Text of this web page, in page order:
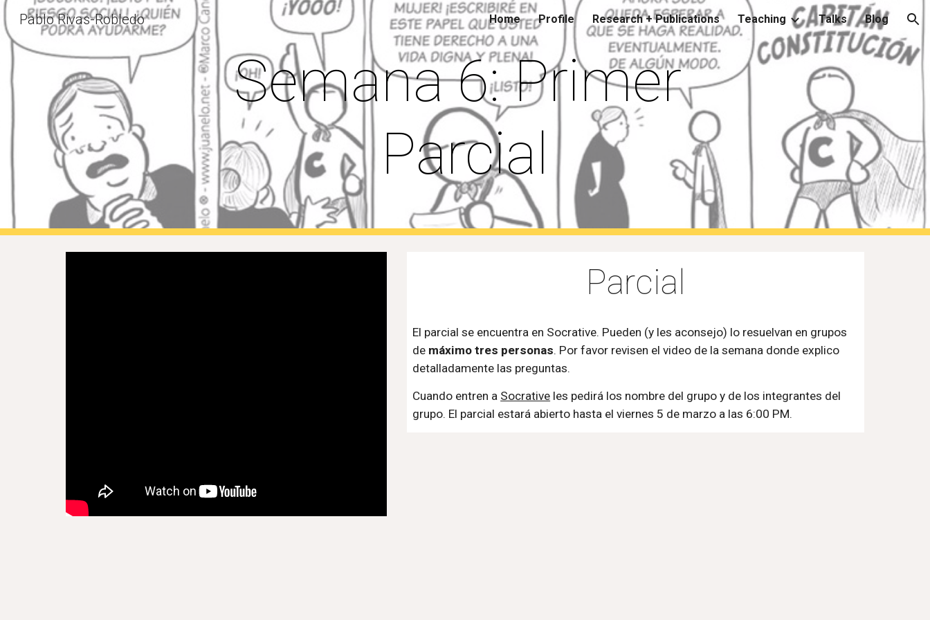
Skip to main content Skip to navigation
Pablo Rivas-Robledo Home Profile Research + Publications Teaching Talks Blog
Semana 6: Primer
Parcial
Parcial
El parcial se encuentra en Socrative. Pueden (y les aconsejo) lo resuelvan en grupos
de máximo tres personas. Por favor revisen el video de la semana donde explico
detalladamente las preguntas.
Cuando entren a Socrative les pedirá los nombre del grupo y de los integrantes del
grupo. El parcial estará abierto hasta el viernes 5 de marzo a las 6:00 PM.